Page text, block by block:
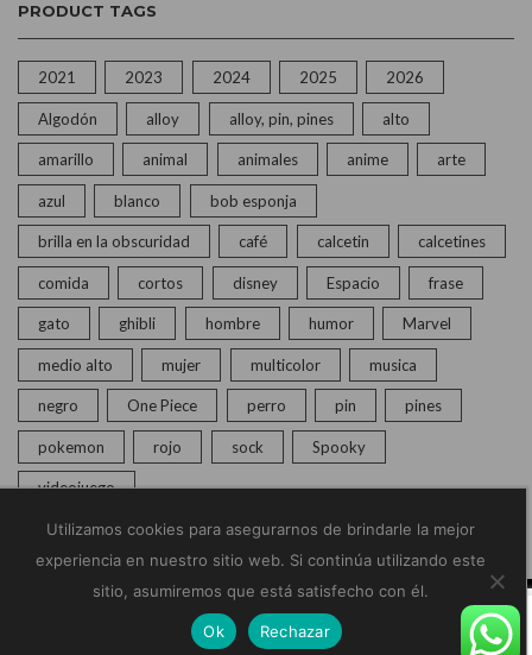
PRODUCT TAGS
2021 2023 2024 2025 2026
Algodón alloy alloy, pin, pines alto
amarillo animal animales anime arte
azul blanco bob esponja
brilla en la obscuridad café calcetin calcetines
comida cortos disney Espacio frase
gato ghibli hombre humor Marvel
medio alto mujer multicolor musica
negro One Piece perro pin pines
pokemon rojo sock Spooky
videojuego
© Copyright 2020 – 2025 | Monkey Socks | Todos los
derechos reservados | Políticas de Privacidad
Calcetines Pines Chat en vivo
Utilizamos cookies para asegurarnos de brindarle la mejor
experiencia en nuestro sitio web. Si continúa utilizando este
sitio, asumiremos que está satisfecho con él.
Ok Rechazar